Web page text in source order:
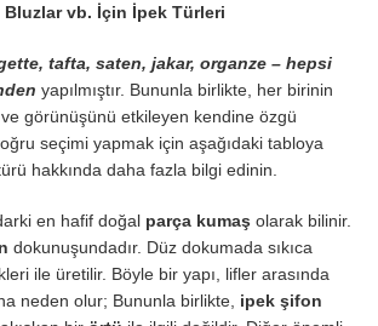
Bluzlar vb. İçin İpek Türleri
tafta, saten, jakar, organze – hepsi
yapılmıştır. Bununla birlikte, her birinin
görünüşünü etkileyen kendine özgü
seçimi yapmak için aşağıdaki tabloya
hakkında daha fazla bilgi edinin.
en hafif doğal parça kumaş olarak bilinir.
dokunuşundadır. Düz dokumada sıkıca
ile üretilir. Böyle bir yapı, lifler arasında
neden olur; Bununla birlikte, ipek şifon